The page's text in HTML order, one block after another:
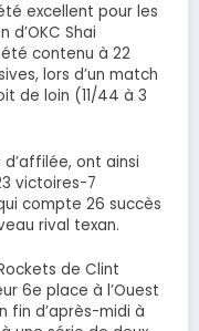
excellent pour les
d’OKC Shai
contenu à 22
lors d’un match
de loin (11/44 à 3
ont ainsi
victoires-7
compte 26 succès
rival texan.
de Clint
6e place à l’Ouest
fin d’après-midi à